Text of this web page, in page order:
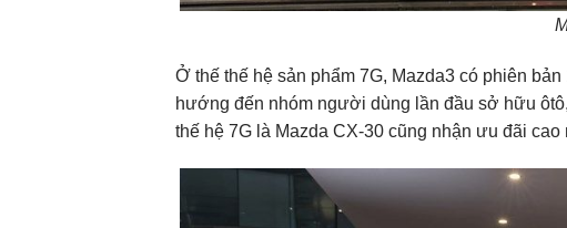
Ở thế thế hệ sản phẩm 7G, Mazda3 có phiên
hướng đến nhóm người dùng lần đầu sở hữu
thế hệ 7G là Mazda CX-30 cũng nhận ưu đãi